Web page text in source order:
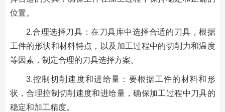
位置。
2.合理选择刀具：在刀具库中选择合适的刀具，根据
工件的形状和材料特点，以及加工过程中的切削力和温度
等因素，制定合理的刀具选择方案。
3.控制切削速度和进给量：要根据工件的材料和形
状，合理控制切削速度和进给量，确保加工过程中刀具的
稳定和加工精度。